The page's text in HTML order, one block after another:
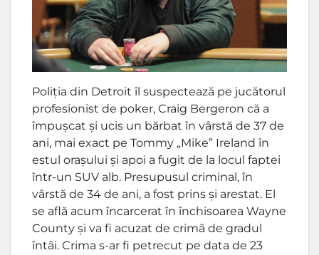
Poliția din Detroit îl suspectează pe jucătorul
profesionist de poker, Craig Bergeron că a
împușcat și ucis un bărbat în vârstă de 37 de
ani, mai exact pe Tommy „Mike” Ireland în
estul orașului și apoi a fugit de la locul faptei
într-un SUV alb. Presupusul criminal, în
vârstă de 34 de ani, a fost prins și arestat. El
se află acum încarcerat în închisoarea Wayne
County și va fi acuzat de crimă de gradul
întâi. Crima s-ar fi petrecut pe data de 23